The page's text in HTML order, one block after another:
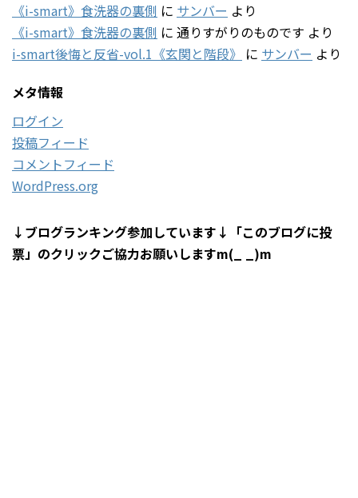
《i-smart》食洗器の裏側 に サンバー より
《i-smart》食洗器の裏側 に 通りすがりのものです より
i-smart後悔と反省-vol.1《玄関と階段》 に サンバー より
メタ情報
ログイン
投稿フィード
コメントフィード
WordPress.org
↓ブログランキング参加しています↓「このブログに投
票」のクリックご協力お願いしますm(_ _)m